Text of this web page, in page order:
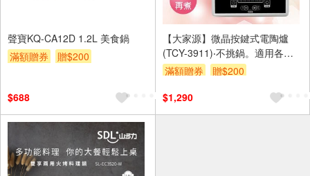
聲寶KQ-CA12D 1.2L 美食鍋
滿額贈券
贈$200
$688
【大家源】微晶按鍵式電陶爐
(TCY-3911)‧不挑鍋。適用各種
鍋具 ‧超低電磁波 ‧黑晶板耐600-
滿額贈券
贈$200
$1,290